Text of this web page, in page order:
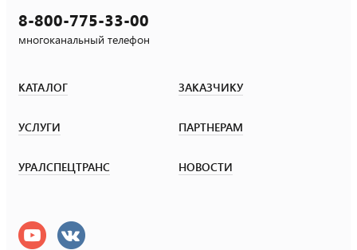
8-800-775-33-00
многоканальный телефон
КАТАЛОГ ЗАКАЗЧИКУ
УСЛУГИ ПАРТНЕРАМ
УРАЛСПЕЦТРАНС НОВОСТИ